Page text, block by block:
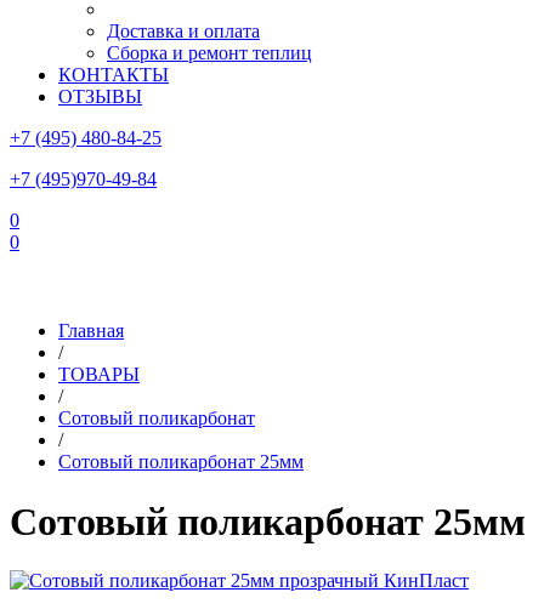
Доставка и оплата
Сборка и ремонт теплиц
КОНТАКТЫ
ОТЗЫВЫ
+7 (495) 480-84-25
+7 (495)970-49-84
0
0
Главная
/
ТОВАРЫ
/
Сотовый поликарбонат
/
Сотовый поликарбонат 25мм
Сотовый поликарбонат 25мм